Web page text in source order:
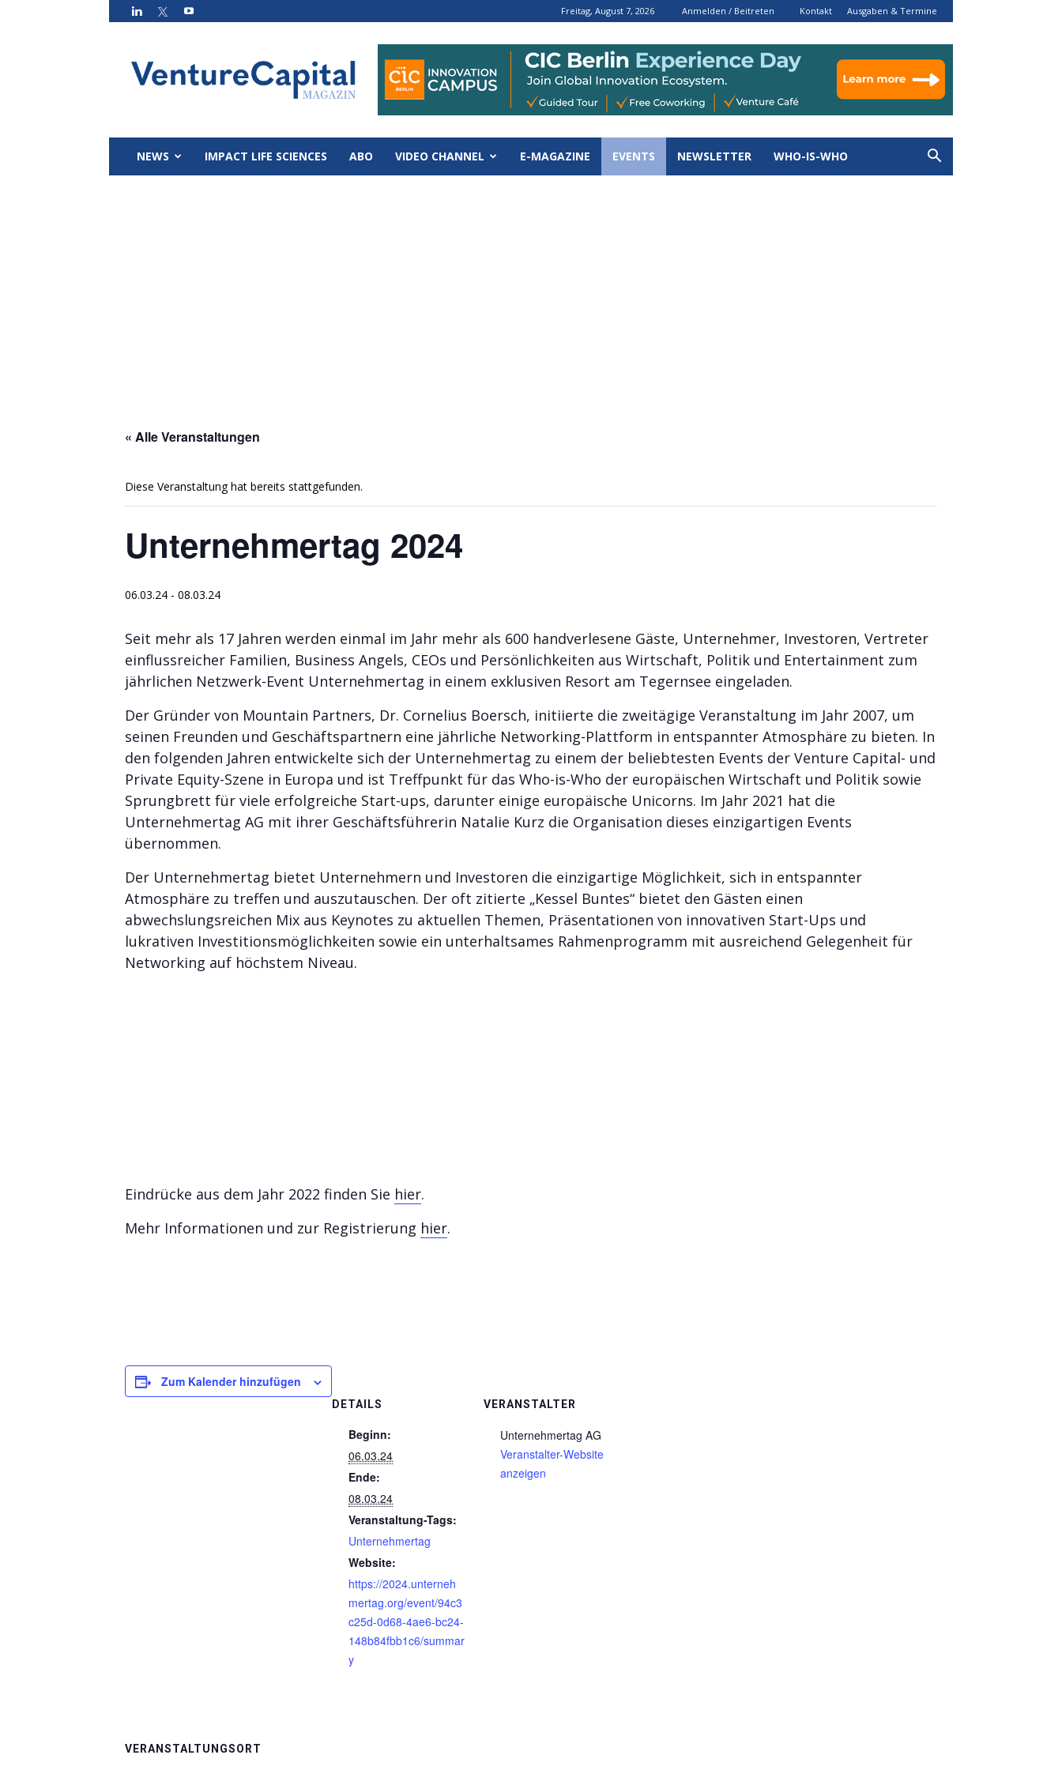
Freitag, August 7, 2026 Anmelden / Beitreten Kontakt Ausgaben & Termine
Magazin
NEWS IMPACT LIFE SCIENCES ABO VIDEO CHANNEL E-MAGAZINE EVENTS NEWSLETTER WHO-IS-WHO
« Alle Veranstaltungen
Diese Veranstaltung hat bereits stattgefunden.
Unternehmertag 2024
06.03.24 - 08.03.24
Seit mehr als 17 Jahren werden einmal im Jahr mehr als 600 handverlesene Gäste, Unternehmer, Investoren, Vertreter
einflussreicher Familien, Business Angels, CEOs und Persönlichkeiten aus Wirtschaft, Politik und Entertainment zum
jährlichen Netzwerk-Event Unternehmertag in einem exklusiven Resort am Tegernsee eingeladen.
Der Gründer von Mountain Partners, Dr. Cornelius Boersch, initiierte die zweitägige Veranstaltung im Jahr 2007, um
seinen Freunden und Geschäftspartnern eine jährliche Networking-Plattform in entspannter Atmosphäre zu bieten. In
den folgenden Jahren entwickelte sich der Unternehmertag zu einem der beliebtesten Events der Venture Capital- und
Private Equity-Szene in Europa und ist Treffpunkt für das Who-is-Who der europäischen Wirtschaft und Politik sowie
Sprungbrett für viele erfolgreiche Start-ups, darunter einige europäische Unicorns. Im Jahr 2021 hat die
Unternehmertag AG mit ihrer Geschäftsführerin Natalie Kurz die Organisation dieses einzigartigen Events
übernommen.
Der Unternehmertag bietet Unternehmern und Investoren die einzigartige Möglichkeit, sich in entspannter
Atmosphäre zu treffen und auszutauschen. Der oft zitierte „Kessel Buntes“ bietet den Gästen einen
abwechslungsreichen Mix aus Keynotes zu aktuellen Themen, Präsentationen von innovativen Start-Ups und
lukrativen Investitionsmöglichkeiten sowie ein unterhaltsames Rahmenprogramm mit ausreichend Gelegenheit für
Networking auf höchstem Niveau.
Eindrücke aus dem Jahr 2022 finden Sie hier.
Mehr Informationen und zur Registrierung hier.
Zum Kalender hinzufügen
DETAILS
Beginn:
06.03.24
Ende:
08.03.24
Veranstaltung-Tags:
Unternehmertag
Website:
https://2024.unterneh
mertag.org/event/94c3
c25d-0d68-4ae6-bc24-
148b84fbb1c6/summar
y
VERANSTALTER
Unternehmertag AG
Veranstalter-Website
anzeigen
VERANSTALTUNGSORT